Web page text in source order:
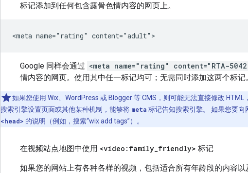
标记添加到任何包含露骨色情内容的网页上。
<meta name="rating" content="adult">
Google 同样会通过 <meta name="rating" content="RTA-
情内容的网页。使用其中任一标记均可；无需同时添加这两个标记
如果您使用 Wix、WordPress 或 Blogger 等 CMS，则可能无法直接修改
搜索引擎设置页面或其他某种机制，能够将 meta 标记告知搜索引擎。 如果您要向
<head> 的说明（例如，搜索“wix add tags”）。
在视频站点地图中使用 <video:family_friendly> 标记
如果您的网站上有各种各样的视频，包括适合所有年龄段的内容